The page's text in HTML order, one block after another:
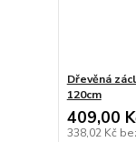
Dřevěná
120cm
409,00
338,02 Kč